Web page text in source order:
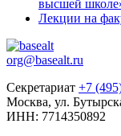
высшей
Лекции на
org@basealt.ru
Секретариат +7
Москва, ул.
ИНН: 7714350892